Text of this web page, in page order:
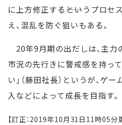
に上方修正する――というプロ
え、混乱を防ぐ狙いもある。
20年9月期の出だしは、主力
市況の先行きに警戒感を持っ
い」（藤田社長）というが、ゲ
入などによって成長を目指す。
【訂正：2019年10月31日11時05